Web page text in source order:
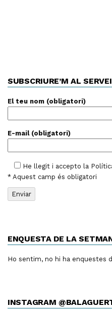
SUBSCRIURE’M AL
El teu nom (obligatori)
E-mail (obligatori)
He llegit i accepto la
* Aquest camp és obligatori
ENQUESTA DE LA
Ho sentim, no hi ha enquestes
INSTAGRAM